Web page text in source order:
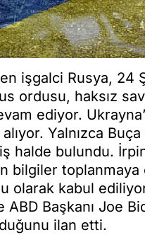
işgalci Rusya, 24
ordusu, haksız
ediyor.
Yalnızca
halde bulundu.
bilgiler
olarak kabul
Başkanı Joe
ilan etti.